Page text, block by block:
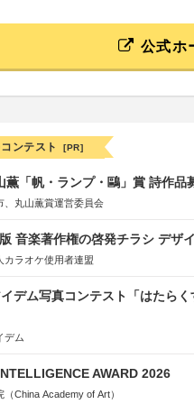
公式ホ
ンテスト [PR]
薫「帆・ランプ・鷗」賞 詩作品
、丸山薫賞運営委員会
音楽著作権の啓発チラシ デザ
カラオケ使用者連盟
デム写真コンテスト「はたら
デム
AWARD 2026
China Academy of Art）